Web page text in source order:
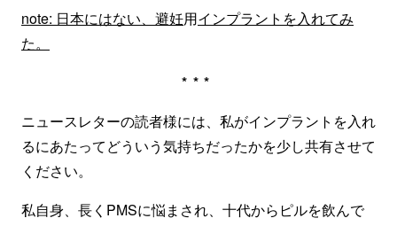
note: 日本にはない、避妊用インプラントを入れてみ
た。
***
ニュースレターの読者様には、私がインプラントを入れ
るにあたってどういう気持ちだったかを少し共有させて
ください。
私自身、長くPMSに悩まされ、十代からピルを飲んで